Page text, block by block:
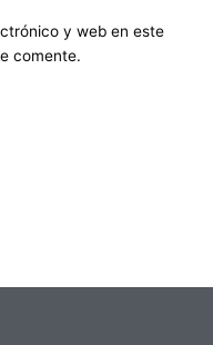
y web en este
comente.